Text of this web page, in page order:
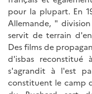
pour la plupart. En
Allemande, "
servit de terrain
Des films de
d'isbas
s'agrandit à l'est
constituent le camp